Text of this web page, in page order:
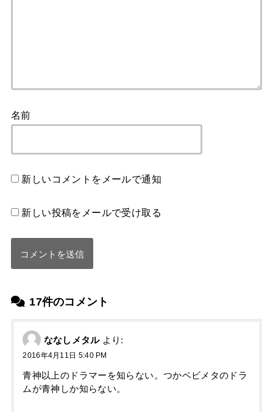
17件のコメント
ななしメタル より:
2016年4月11日 5:40 PM
青神以上のドラマーを知らない。つかベビメタのドラ
ムが青神しか知らない。
名前
新しいコメントをメールで通知
新しい投稿をメールで受け取る